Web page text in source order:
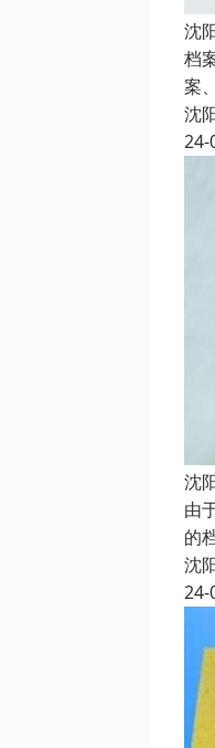
沈
档
案
沈
24-
沈
由
的
沈
24-